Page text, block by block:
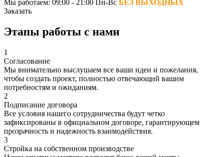
Мы работаем: 09:00 - 21:00 Пн-Вс БЕЗ ВЫХОДНЫХ
Заказать
Этапы работы с нами
1
Согласование
Мы внимательно выслушаем все ваши идеи и пожелания,
чтобы создать проект, полностью отвечающий вашим
потребностям и ожиданиям.
2
Подписание договора
Все условия нашего сотрудничества будут четко
зафиксированы в официальном договоре, гарантирующем
прозрачность и надежность взаимодействия.
3
Стройка на собственном производстве